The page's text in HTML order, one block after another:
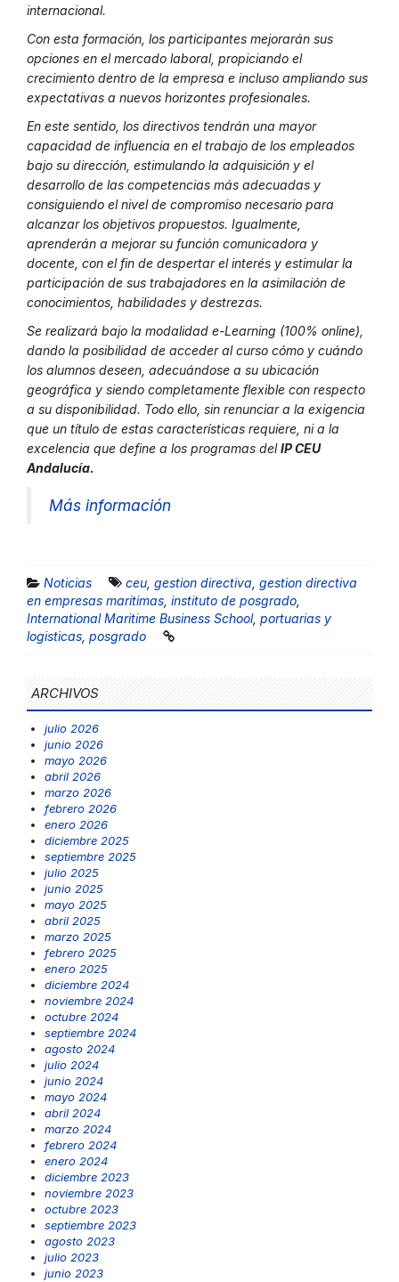
internacional.
Con esta formación, los participantes mejorarán sus
opciones en el mercado laboral, propiciando el
crecimiento dentro de la empresa e incluso ampliando sus
expectativas a nuevos horizontes profesionales.
En este sentido, los directivos tendrán una mayor
capacidad de influencia en el trabajo de los empleados
bajo su dirección, estimulando la adquisición y el
desarrollo de las competencias más adecuadas y
consiguiendo el nivel de compromiso necesario para
alcanzar los objetivos propuestos. Igualmente,
aprenderán a mejorar su función comunicadora y
docente, con el fin de despertar el interés y estimular la
participación de sus trabajadores en la asimilación de
conocimientos, habilidades y destrezas.
Se realizará bajo la modalidad e-Learning (100% online),
dando la posibilidad de acceder al curso cómo y cuándo
los alumnos deseen, adecuándose a su ubicación
geográfica y siendo completamente flexible con respecto
a su disponibilidad. Todo ello, sin renunciar a la exigencia
que un título de estas características requiere, ni a la
excelencia que define a los programas delIP CEU
Andalucía.
Más información
Noticias ceu gestion directiva gestion directiva
en empresas maritimas instituto de posgrado
International Maritime Business School, portuarias y
logisticas posgrado
ARCHIVOS
julio 2026
junio 2026
mayo 2026
abril 2026
marzo 2026
febrero 2026
enero 2026
diciembre 2025
septiembre 2025
julio 2025
junio 2025
mayo 2025
abril 2025
marzo 2025
febrero 2025
enero 2025
diciembre 2024
noviembre 2024
octubre 2024
septiembre 2024
agosto 2024
julio 2024
junio 2024
mayo 2024
abril 2024
marzo 2024
febrero 2024
enero 2024
diciembre 2023
noviembre 2023
octubre 2023
septiembre 2023
agosto 2023
julio 2023
junio 2023